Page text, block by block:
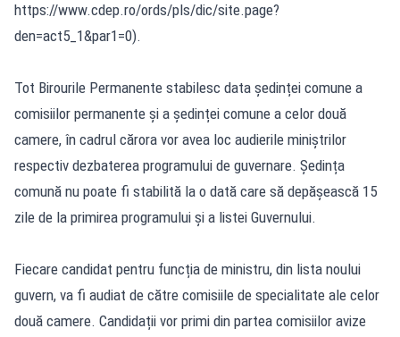
https://www.cdep.ro/ords/pls/dic/site.page?
den=act5_1&par1=0).
Tot Birourile Permanente stabilesc data ședinței comune a
comisiilor permanente și a ședinței comune a celor două
camere, în cadrul cărora vor avea loc audierile miniștrilor
respectiv dezbaterea programului de guvernare. Ședința
comună nu poate fi stabilită la o dată care să depășească 15
zile de la primirea programului și a listei Guvernului.
Fiecare candidat pentru funcția de ministru, din lista noului
guvern, va fi audiat de către comisiile de specialitate ale celor
două camere. Candidații vor primi din partea comisiilor avize